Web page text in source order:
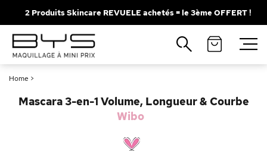
2 Produits Skincare REVUELE achetés = le 3ème OFFERT !
Home >
Mascara 3-en-1 Volume, Longueur & Courbe
Wibo
Fermer
Recherches populaires